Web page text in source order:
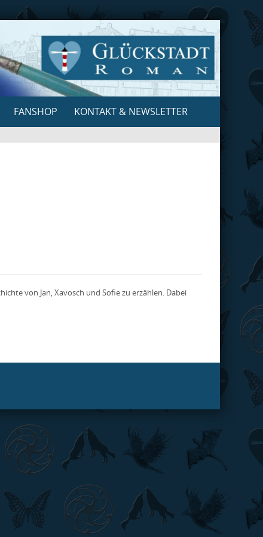
FANSHOP KONTAKT & NEWSLETTER
von Jan, Xavosch und Sofie zu erzählen. Dabei